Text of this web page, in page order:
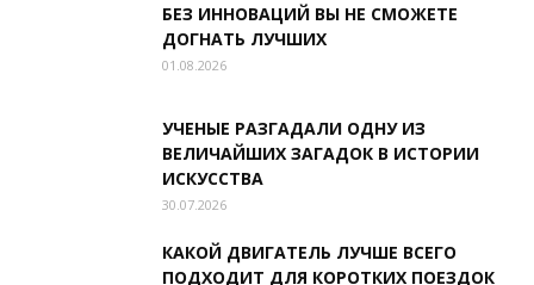
БЕЗ ИННОВАЦИЙ ВЫ НЕ СМОЖЕТЕ
ДОГНАТЬ ЛУЧШИХ
01.08.2026
УЧЕНЫЕ РАЗГАДАЛИ ОДНУ ИЗ
ВЕЛИЧАЙШИХ ЗАГАДОК В ИСТОРИИ
ИСКУССТВА
30.07.2026
КАКОЙ ДВИГАТЕЛЬ ЛУЧШЕ ВСЕГО
ПОДХОДИТ ДЛЯ КОРОТКИХ ПОЕЗДОК